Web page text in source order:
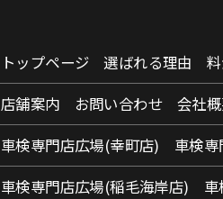
トップページ 選ばれる理由
店舗案内
お問い合わせ 会社
車検専門店広場(幸町店)
車検
車検専門店広場(稲毛海岸店)